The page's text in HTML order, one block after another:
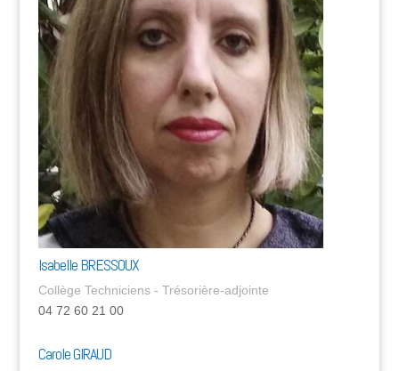
Isabelle BRESSOUX
Collège Techniciens - Trésorière-adjointe
04 72 60 21 00
Carole GIRAUD